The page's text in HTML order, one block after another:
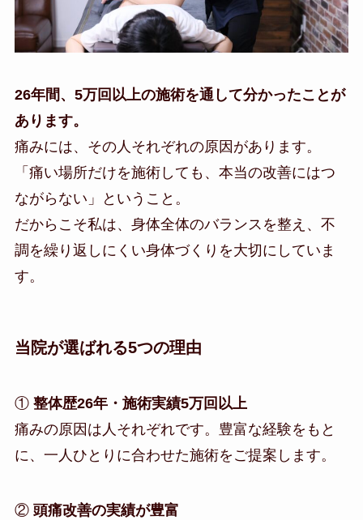
26年間、5万回以上の施術を通して分かったことが
あります。
痛みには、その人それぞれの原因があります。
「痛い場所だけを施術しても、本当の改善にはつ
ながらない」ということ。
だからこそ私は、身体全体のバランスを整え、不
調を繰り返しにくい身体づくりを大切にしていま
す。
当院が選ばれる5つの理由
① 整体歴26年・施術実績5万回以上
痛みの原因は人それぞれです。豊富な経験をもと
に、一人ひとりに合わせた施術をご提案します。
② 頭痛改善の実績が豊富